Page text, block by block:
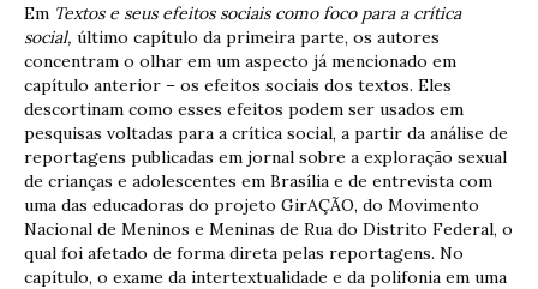
Em Textos e seus efeitos sociais como foco para a crítica
social, último capítulo da primeira parte, os autores
concentram o olhar em um aspecto já mencionado em
capítulo anterior – os efeitos sociais dos textos. Eles
descortinam como esses efeitos podem ser usados em
pesquisas voltadas para a crítica social, a partir da análise de
reportagens publicadas em jornal sobre a exploração sexual
de crianças e adolescentes em Brasília e de entrevista com
uma das educadoras do projeto GirAÇÃO, do Movimento
Nacional de Meninos e Meninas de Rua do Distrito Federal, o
qual foi afetado de forma direta pelas reportagens. No
capítulo, o exame da intertextualidade e da polifonia em uma